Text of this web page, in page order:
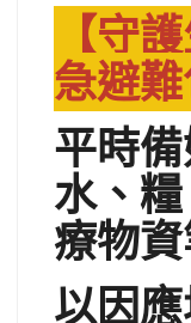
【守
急避難
平時
水、
療物資
以因